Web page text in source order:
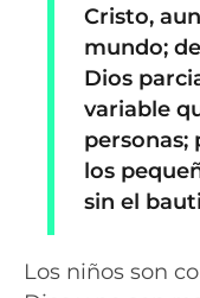
Cristo,
mundo;
Dios
variable
personas;
los
sin el
Los niños son